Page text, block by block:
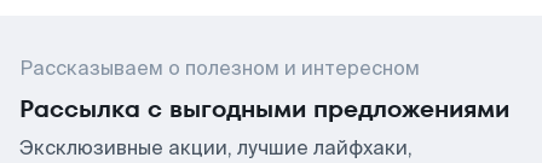
Рассказываем о полезном и интересном
Рассылка с выгодными предложениями
Эксклюзивные акции, лучшие лайфхаки,